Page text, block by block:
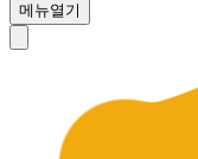
메뉴열기